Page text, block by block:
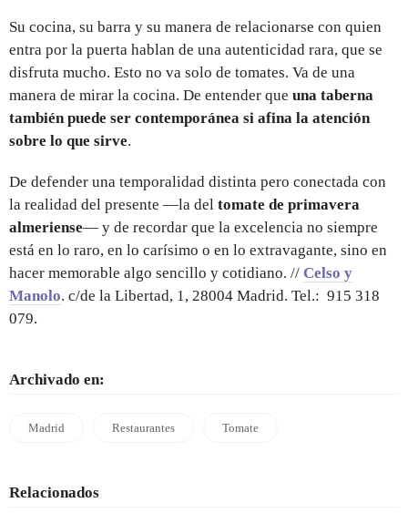
Su cocina, su barra y su manera de relacionarse con quien
entra por la puerta hablan de una autenticidad rara, que se
disfruta mucho. Esto no va solo de tomates. Va de una
manera de mirar la cocina. De entender que una taberna
también puede ser contemporánea si afina la atención
sobre lo que sirve.
De defender una temporalidad distinta pero conectada con
la realidad del presente —la del tomate de primavera
almeriense— y de recordar que la excelencia no siempre
está en lo raro, en lo carísimo o en lo extravagante, sino en
hacer memorable algo sencillo y cotidiano. // Celso y
Manolo. c/de la Libertad, 1, 28004 Madrid. Tel.: 915 318
079.
Archivado en:
Madrid Restaurantes Tomate
Relacionados